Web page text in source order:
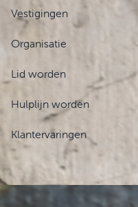
Vestigingen
Organisatie
Lid worden
Hulplijn worden
Klantervaringen